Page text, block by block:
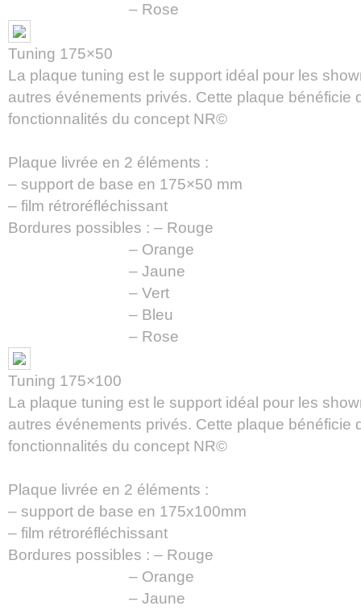
– Rose
Tuning 175×50
La plaque tuning est le support idéal pour les
autres événements privés. Cette plaque bénéficie
fonctionnalités du concept NR©
Plaque livrée en 2 éléments :
– support de base en 175×50 mm
– film rétroréfléchissant
Bordures possibles : – Rouge
– Orange
– Jaune
– Vert
– Bleu
– Rose
Tuning 175×100
La plaque tuning est le support idéal pour les
autres événements privés. Cette plaque bénéficie
fonctionnalités du concept NR©
Plaque livrée en 2 éléments :
– support de base en 175x100mm
– film rétroréfléchissant
Bordures possibles : – Rouge
– Orange
– Jaune